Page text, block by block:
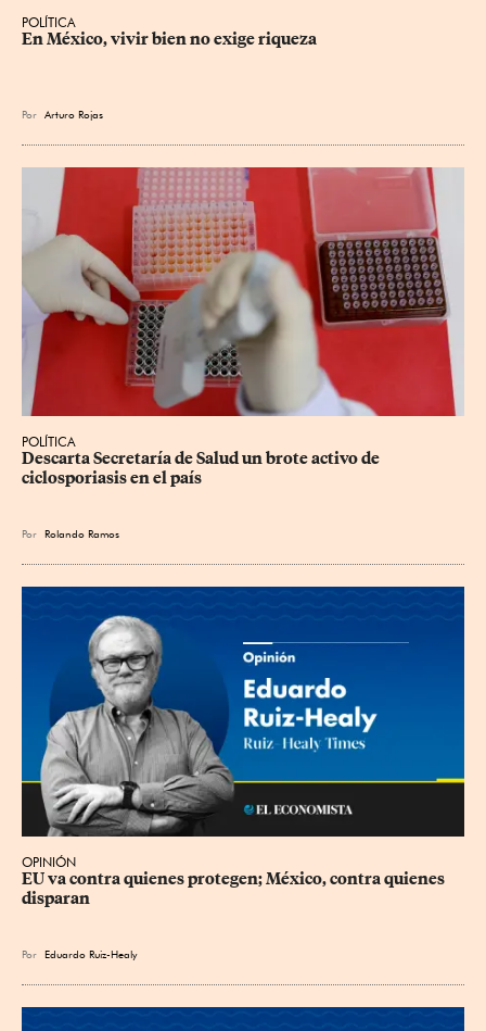
POLÍTICA
En México, vivir bien no exige riqueza
Por Arturo Rojas
POLÍTICA
Descarta Secretaría de Salud un brote activo de
ciclosporiasis en el país
Por Rolando Ramos
OPINIÓN
EU va contra quienes protegen; México, contra quienes
disparan
Por Eduardo Ruiz-Healy